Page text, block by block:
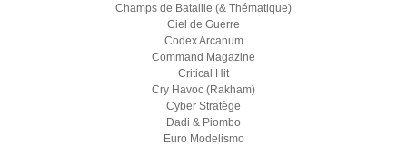
Champs de Bataille (& Thématique)
Ciel de Guerre
Codex Arcanum
Command Magazine
Critical Hit
Cry Havoc (Rakham)
Cyber Stratège
Dadi & Piombo
Euro Modelismo